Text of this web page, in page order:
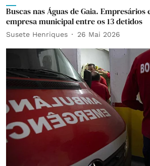
Buscas nas Águas de Gaia.
empresa municipal entre os 13 detidos
Susete Henriques 26 Mai 2026